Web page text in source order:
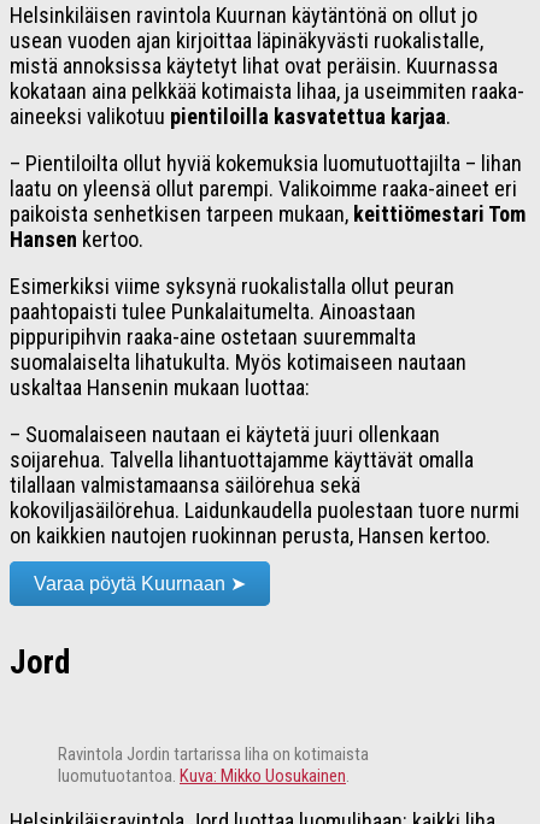
Helsinkiläisen ravintola Kuurnan käytäntönä on ollut jo
usean vuoden ajan kirjoittaa läpinäkyvästi ruokalistalle,
mistä annoksissa käytetyt lihat ovat peräisin. Kuurnassa
kokataan aina pelkkää kotimaista lihaa, ja useimmiten raaka-
aineeksi valikotuu pientiloilla kasvatettua karjaa.
– Pientiloilta ollut hyviä kokemuksia luomutuottajilta – lihan
laatu on yleensä ollut parempi. Valikoimme raaka-aineet eri
paikoista senhetkisen tarpeen mukaan, keittiömestari Tom
Hansen kertoo.
Esimerkiksi viime syksynä ruokalistalla ollut peuran
paahtopaisti tulee Punkalaitumelta. Ainoastaan
pippuripihvin raaka-aine ostetaan suuremmalta
suomalaiselta lihatukulta. Myös kotimaiseen nautaan
uskaltaa Hansenin mukaan luottaa:
– Suomalaiseen nautaan ei käytetä juuri ollenkaan
soijarehua. Talvella lihantuottajamme käyttävät omalla
tilallaan valmistamaansa säilörehua sekä
kokoviljasäilörehua. Laidunkaudella puolestaan tuore nurmi
on kaikkien nautojen ruokinnan perusta, Hansen kertoo.
Varaa pöytä Kuurnaan ➤
Jord
Ravintola Jordin tartarissa liha on kotimaista
luomutuotantoa. Kuva: Mikko Uosukainen.